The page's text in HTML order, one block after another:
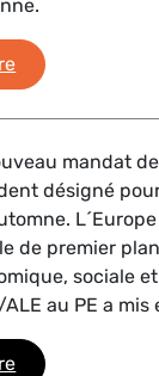
Flash
mandat
désigné
de premier
sociale
au PE a
Les demandes